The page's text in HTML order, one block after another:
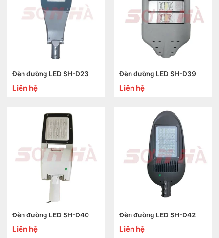
Đèn đường LED SH-D23
Liên hệ
Đèn đường LED SH-D39
Liên hệ
Đèn đường LED SH-D40
Liên hệ
Đèn đường LED SH-D42
Liên hệ